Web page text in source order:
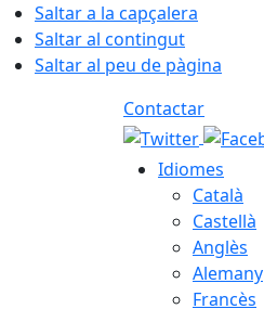
Saltar a la capçalera
Saltar al contingut
Saltar al peu de pàgina
Contactar
Idiomes
Català
Castellà
Anglès
Alemany
Francès